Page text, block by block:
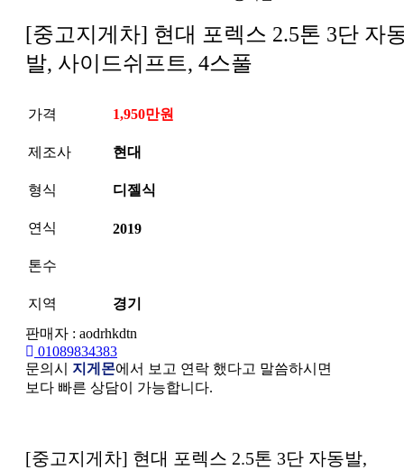
[중고지게차] 현대 포렉스 2.5톤 3단 자
발, 사이드쉬프트, 4스풀
가격 1,950만원
제조사 현대
형식 디젤식
연식 2019
톤수
지역
경기
판매자 : aodrhkdtn
01089834383
문의시 지게몬에서 보고 연락 했다고 말씀하시면
보다 빠른 상담이 가능합니다.
본문
[중고지게차] 현대 포렉스 2.5톤 3단 자동발,